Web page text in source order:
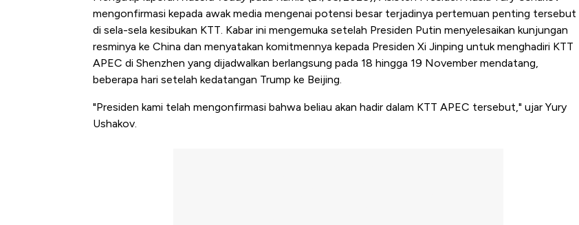
mengonfirmasi kepada awak media mengenai potensi besar terjadinya pertemuan penting tersebut
di sela-sela kesibukan KTT. Kabar ini mengemuka setelah Presiden Putin menyelesaikan kunjungan
resminya ke China dan menyatakan komitmennya kepada Presiden Xi Jinping untuk menghadiri KTT
APEC di Shenzhen yang dijadwalkan berlangsung pada 18 hingga 19 November mendatang,
beberapa hari setelah kedatangan Trump ke Beijing.
"Presiden kami telah mengonfirmasi bahwa beliau akan hadir dalam KTT APEC tersebut," ujar Yury
Ushakov.